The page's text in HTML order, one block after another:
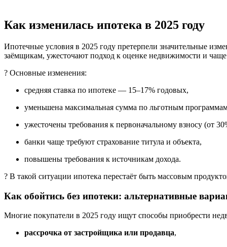
Как изменилась ипотека в 2025 году
Ипотечные условия в 2025 году претерпели значительные
заёмщикам, ужесточают подход к оценке недвижимости и
? Основные изменения:
средняя ставка по ипотеке — 15–17% годовых,
уменьшена максимальная сумма по льготным
ужесточены требования к первоначальному взносу (от
банки чаще требуют страхование титула и объекта,
повышены требования к источникам дохода.
? В такой ситуации ипотека перестаёт быть массовым
Как обойтись без ипотеки: альтернативные
Многие покупатели в 2025 году ищут способы приобрести
рассрочка от застройщика или продавца,